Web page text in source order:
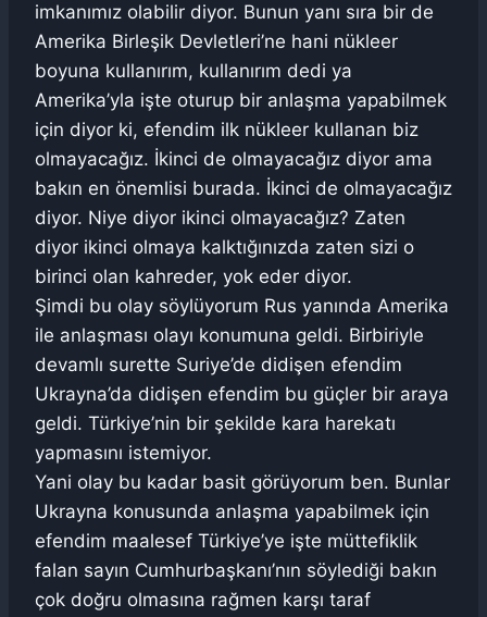
imkanımız olabilir diyor. Bunun yanı sıra bir de
Amerika Birleşik Devletleri’ne hani nükleer
boyuna kullanırım, kullanırım dedi ya
Amerika’yla işte oturup bir anlaşma yapabilmek
için diyor ki, efendim ilk nükleer kullanan biz
olmayacağız. İkinci de olmayacağız diyor ama
bakın en önemlisi burada. İkinci de olmayacağız
diyor. Niye diyor ikinci olmayacağız? Zaten
diyor ikinci olmaya kalktığınızda zaten sizi o
birinci olan kahreder, yok eder diyor.
Şimdi bu olay söylüyorum Rus yanında Amerika
ile anlaşması olayı konumuna geldi. Birbiriyle
devamlı surette Suriye’de didişen efendim
Ukrayna’da didişen efendim bu güçler bir araya
geldi. Türkiye’nin bir şekilde kara harekatı
yapmasını istemiyor.
Yani olay bu kadar basit görüyorum ben. Bunlar
Ukrayna konusunda anlaşma yapabilmek için
efendim maalesef Türkiye’ye işte müttefiklik
falan sayın Cumhurbaşkanı’nın söylediği bakın
çok doğru olmasına rağmen karşı taraf